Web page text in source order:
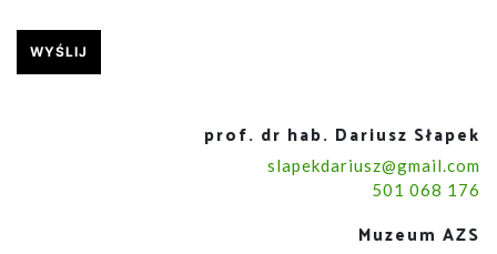
prof. dr hab. Dariusz Słapek
slapekdariusz@gmail.com
501 068 176
Muzeum AZS